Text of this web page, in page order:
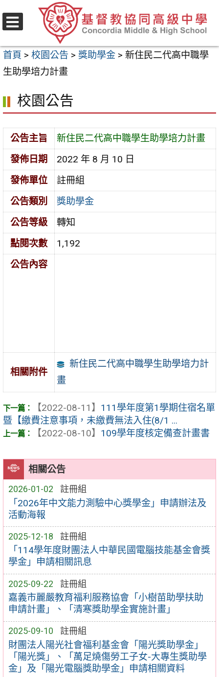
至
要
內
區
首頁 > 校園公告 > 獎助學金 > 新住民二代高中職學
生助學培力計畫
相關公告
2026-01-02 註冊組
「2026年中文能力測驗中心獎學金」申請辦法及
活動海報
2025-12-18 註冊組
「114學年度財團法人中華民國電腦技能基金會獎
學金」申請相關訊息
2025-09-22 註冊組
嘉義市麗嚴教育福利服務協會「小樹苗助學扶助
申請計畫」、「清寒獎助學金實施計畫」
2025-09-10 註冊組
財團法人陽光社會福利基金會「陽光獎助學金」
「陽光獎」、「萬足燒傷勞工子女-大專生獎助學
金」及「陽光電腦獎助學金」申請相關資料
校園公告
公告主旨
新住民二代高中職學生助學培力計畫
發佈日期
2022 年 8 月 10 日
發佈單位
註冊組
公告類別
獎助學金
公告等級
轉知
點閱次數
1,192
公告內容
相關附件
新住民二代高中職學生助學培力計
畫
【2022-08-11】 111學年度第1學期住宿名單
暨【繳費注意事項，未繳費無法入住(8/1 ...
【2022-08-10】 109學年度核定備查計畫書
選
單